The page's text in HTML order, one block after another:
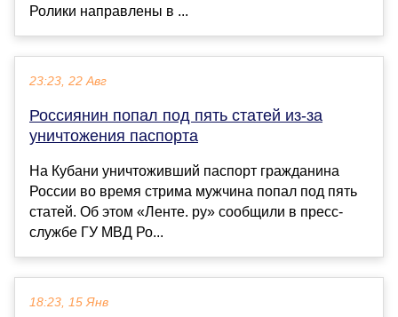
Ролики направлены в ...
23:23, 22 Авг
Россиянин попал под пять статей из-за
уничтожения паспорта
На Кубани уничтоживший паспорт гражданина
России во время стрима мужчина попал под пять
статей. Об этом «Ленте. ру» сообщили в пресс-
службе ГУ МВД Ро...
18:23, 15 Янв